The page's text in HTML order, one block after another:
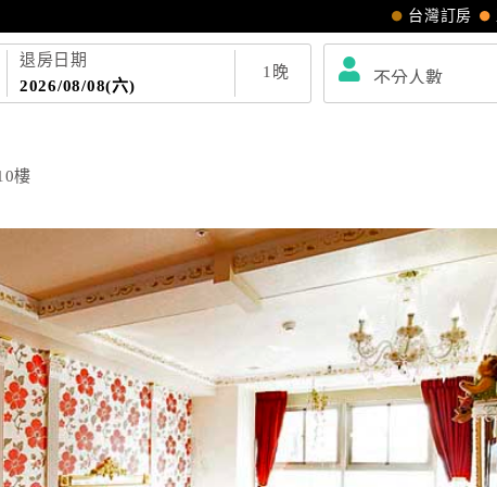
台灣訂房
退房日期
2026/08/08(六)
1 晚
樓